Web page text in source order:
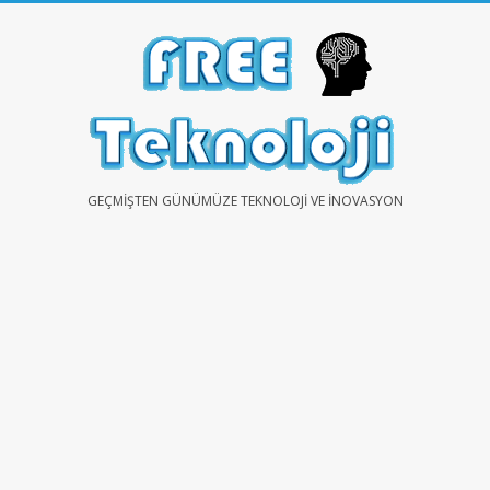
FREEGEÇMIŞTEN GÜNÜMÜZE TEKNOLOJI VE İNOVASYON